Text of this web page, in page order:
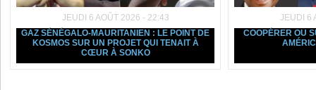
JEUDI 6 AOÛT 2026 - 22:43
GAZ SÉNÉGALO-MAURITANIEN : LE POINT DE
KOSMOS SUR UN PROJET QUI TENAIT À
CŒUR À SONKO
JEUDI 6
COOPÉRER OU